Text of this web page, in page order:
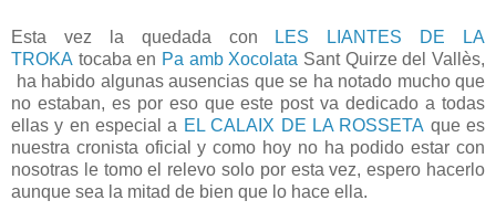
Esta vez la quedada con
LES LIANTES DE LA
TROKA tocaba en Pa amb Xocolata Sant Quirze del Vallès,
ha habido algunas ausencias que se ha notado mucho que
no estaban, es por eso que este post va dedicado a todas
ellas y en especial a EL CALAIX DE LA ROSSETA que es
nuestra cronista oficial y como hoy no ha podido estar con
nosotras le tomo el relevo solo por esta vez, espero hacerlo
aunque sea la mitad de bien que lo hace ella.